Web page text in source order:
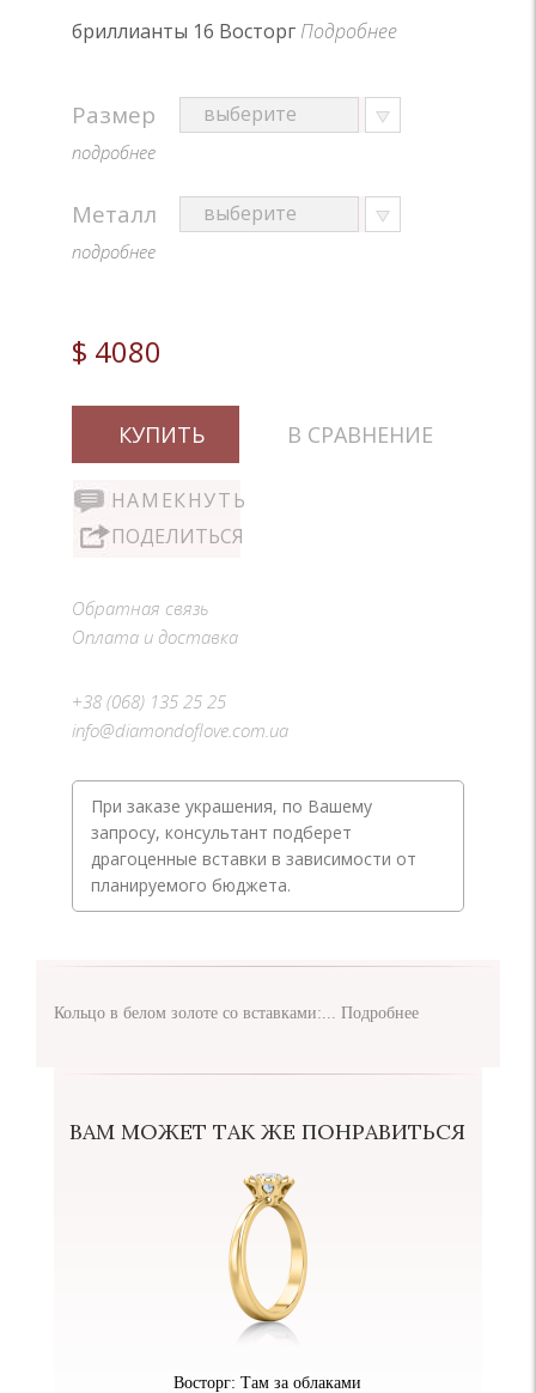
бриллианты 16 Восторг Подробнее
Размер
подробнее
Металл
подробнее
$ 4080
КУПИТЬ В СРАВНЕНИЕ
НАМЕКНУТЬ
ПОДЕЛИТЬСЯ
Обратная связь
Оплата и доставка
+38 (068) 135 25 25
info@diamondoflove.com.ua
При заказе украшения, по Вашему
запросу, консультант подберет
драгоценные вставки в зависимости от
планируемого бюджета.
Кольцо в белом золоте со вставками:... Подробнее
ВАМ МОЖЕТ ТАК ЖЕ ПОНРАВИТЬСЯ
Восторг: Там за облаками